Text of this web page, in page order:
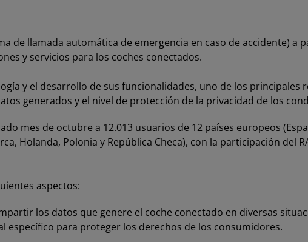
de llamada automática de emergencia en caso de accidente) a
y servicios para los coches conectados.
y el desarrollo de sus funcionalidades, uno de los principales
generados y el nivel de protección de la privacidad de los
mes de octubre a 12.013 usuarios de 12 países europeos
Holanda, Polonia y República Checa), con la participación del
aspectos:
los datos que genere el coche conectado en diversas
específico para proteger los derechos de los consumidores.